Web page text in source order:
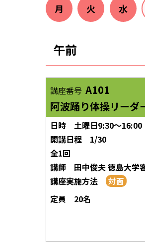
月 火 水
午前
講座番号 A101
阿波踊り体操リーダ
日時
土曜日9:30～16:00
開講日程
1/30
全1回
講師
田中俊夫 徳島大学
講座実施方法
定員
20名